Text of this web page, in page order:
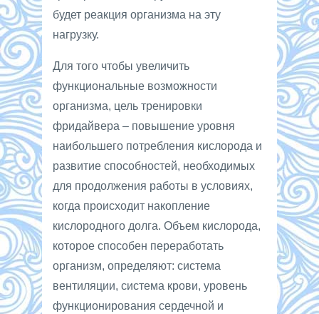
будет реакция организма на эту
нагрузку.
Для того чтобы увеличить
функциональные возможности
организма, цель тренировки
фридайвера – повышение уровня
наибольшего потребления кислорода и
развитие способностей, необходимых
для продолжения работы в условиях,
когда происходит накопление
кислородного долга. Объем кислорода,
которое способен переработать
организм, определяют: система
вентиляции, система крови, уровень
функционирования сердечной и